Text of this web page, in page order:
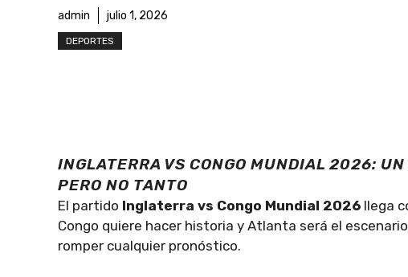
admin julio 1, 2026
DEPORTES
INGLATERRA VS CONGO MUNDIAL 2026:
PERO NO TANTO
El partido Inglaterra vs Congo Mundial 2026 llega
Congo quiere hacer historia y Atlanta será el
romper cualquier pronóstico.